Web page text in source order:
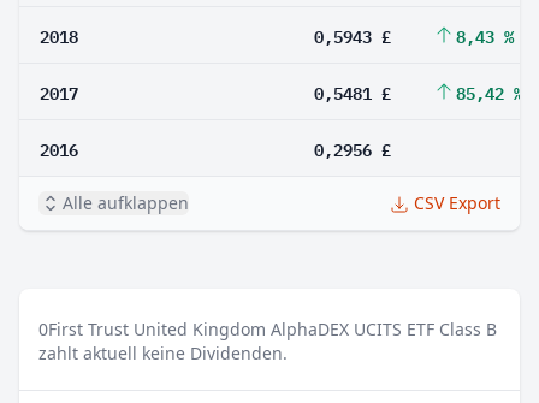
2018 0,5943 £ 8,43 %
2017 0,5481 £ 85,42 %
2016 0,2956 £
Alle aufklappen CSV Export
0First Trust United Kingdom AlphaDEX UCITS ETF Class B
zahlt aktuell keine Dividenden.